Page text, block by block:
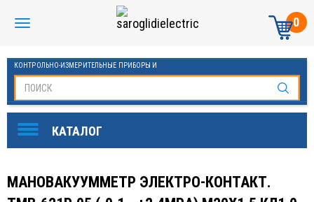
0
КОНТРОЛЬНО-ИЗМЕРИТЕЛЬНЫЕ ПРИБОРЫ И
МАНОВАКУУММЕТР ЭЛЕКТРО-КОНТАКТ.